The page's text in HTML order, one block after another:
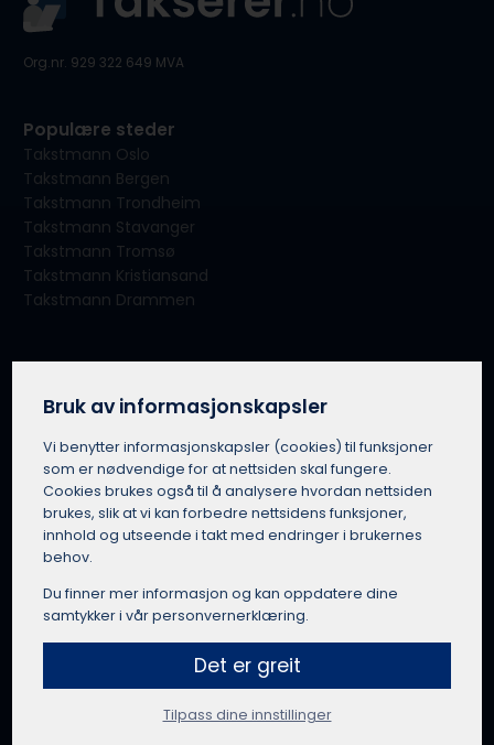
Org.nr. 929 322 649 MVA
Populære steder
Takstmann Oslo
Takstmann Bergen
Takstmann Trondheim
Takstmann Stavanger
Takstmann Tromsø
Takstmann Kristiansand
Takstmann Drammen
Om Takserer.no
Slik fungerer Takserer.no
Vilkår for bruk
Personvern
Bruk av offentlig informasjon
Takserer.no in English
Få et tilbud fra en takstmann
Bruk av informasjonskapsler
Vi benytter informasjons­kapsler (cookies) til funksjoner
som er nødvendige for at nettsiden skal fungere.
Cookies brukes også til å analysere hvordan nettsiden
brukes, slik at vi kan forbedre nettsidens funksjoner,
innhold og utseende i takt med endringer i brukernes
behov.
Du finner mer informasjon og kan oppdatere dine
samtykker i vår personvernerklæring.
Det er greit
Tilpass dine innstillinger